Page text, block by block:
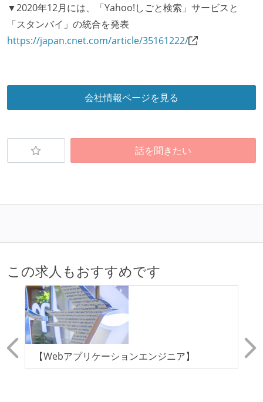
Code）の環境が整備されている
オープンな情報共有
ドキュメントの整備やペアプロ、モブワークなど、ナ
レッジの共有を積極的に行っている（属人性を減らす
労働環境の自由度
待遇・福利厚生
入社時には、各自希望のスペックの PC やディスプレ
イが支給される
職業安定法に対応する記載事項
試用期間：あり（6ヶ月間）
受動喫煙防止措置：屋内禁煙（屋内に喫煙可能室設
置）
▼2020年12月には、「Yahoo!しごと検索」サービスと
「スタンバイ」の統合を発表
https://japan.cnet.com/article/35161222/
会社情報ページを見る
話を聞きたい
この求人もおすすめです
【Webアプリケーションエンジニア】